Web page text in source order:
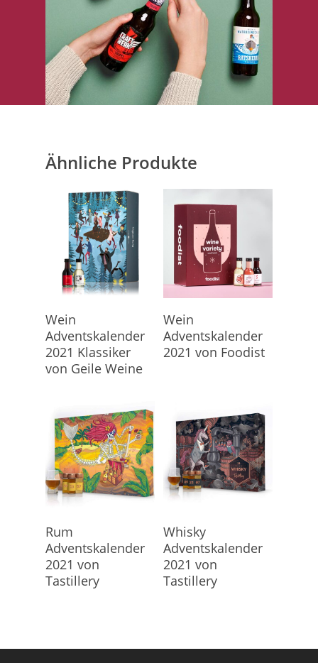
Ähnliche Produkte
Wein
Adventskalender
2021 Klassiker
von Geile Weine
Wein
Adventskalender
2021 von Foodist
Rum
Adventskalender
2021 von
Tastillery
Kalender
Whisky
Adventskalender
2021 von
Tastillery